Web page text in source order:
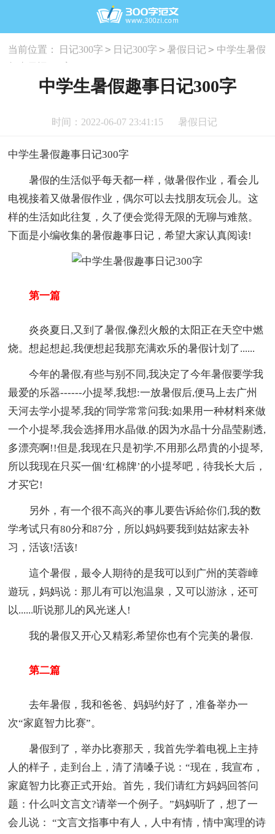
当前位置： 日记300字 > 日记300字 > 暑假日记 > 中学生暑假
中学生暑假趣事日记300字
时间：2022-06-07 23:41:15 暑假日记
中学生暑假趣事日记300字
暑假的生活似乎每天都一样，做暑假作业，看会儿
电视接着又做暑假作业，偶尔可以去找朋友玩会儿。这
样的生活如此往复，久了便会觉得无限的无聊与难熬。
下面是小编收集的暑假趣事日记，希望大家认真阅读!
第一篇
炎炎夏日,又到了暑假,像烈火般的太阳正在天空中燃
烧。想起想起,我便想起我那充满欢乐的暑假计划了......
今年的暑假,有些与别不同,我决定了今年暑假要学我
最爱的乐器------小提琴,我想:一放暑假后,便马上去广州
天河去学小提琴,我的'同学常常问我:如果用一种材料來做
一个小提琴,我会选择用水晶做.的因为水晶十分晶莹剔透,
多漂亮啊!!但是,我现在只是初学,不用那么昂貴的小提琴,
所以我现在只买一個‘红棉牌’的小提琴吧，待我长大后，
才买它!
另外，有一个很不高兴的事儿要告诉給你们,我的数
学考试只有80分和87分，所以妈妈要我到姑姑家去补
习，活该!活该!
這个暑假，最令人期待的是我可以到广州的芙蓉嶂
遊玩，妈妈说：那儿有可以泡温泉，又可以游泳，还可
以......听说那儿的风光迷人!
我的暑假又开心又精彩,希望你也有个完美的暑假.
第二篇
去年暑假，我和爸爸、妈妈约好了，准备举办一
次“家庭智力比赛”。
暑假到了，举办比赛那天，我首先学着电视上主持
人的样子，走到台上，清了清嗓子说：“现在，我宣布，
家庭智力比赛正式开始。首先，我们请红方妈妈回答问
题：什么叫文言文?请举一个例子。”妈妈听了，想了一
会儿说： “文言文指事中有人，人中有情，情中寓理的诗